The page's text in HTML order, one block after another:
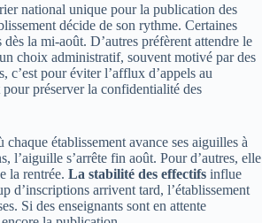
national unique pour la publication des
décide de son rythme. Certaines
la mi-août. D’autres préfèrent attendre le
choix administratif, souvent motivé par des
c’est pour éviter l’afflux d’appels au
pour préserver la confidentialité des
établissement avance ses aiguilles à
l’aiguille s’arrête fin août. Pour d’autres, elle
la rentrée. La stabilité des effectifs influe
d’inscriptions arrivent tard, l’établissement
Si des enseignants sont en attente